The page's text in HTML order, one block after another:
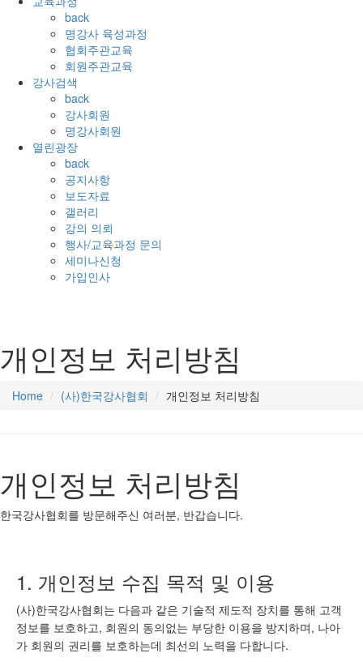
back
명강사 육성과정
협회주관교육
회원주관교육
강사검색
back
강사회원
명강사회원
열린광장
back
공지사항
보도자료
갤러리
강의 의뢰
행사/교육과정 문의
세미나신청
가입인사
개인정보 처리방침
Home (사)한국강사협회 개인정보 처리방침
개인정보 처리방침
한국강사협회를 방문해주신 여러분, 반갑습니다.
1. 개인정보 수집 목적 및 이용
(사)한국강사협회는 다음과 같은 기술적 제도적 장치를 통해 고객
정보를 보호하고, 회원의 동의없는 부당한 이용을 방지하며, 나아
가 회원의 권리를 보호하는데 최선의 노력을 다합니다.